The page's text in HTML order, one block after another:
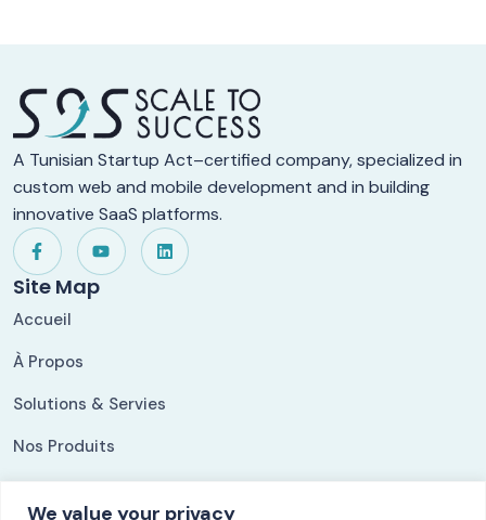
We value your privacy
A Tunisian Startup Act–certified company, specialized in
custom web and mobile development and in building
innovative SaaS platforms.
Site Map
Accueil
À Propos
Solutions & Servies
Nos Produits